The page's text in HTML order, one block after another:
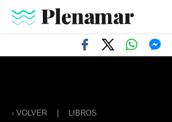
‹ VOLVER LIBROS